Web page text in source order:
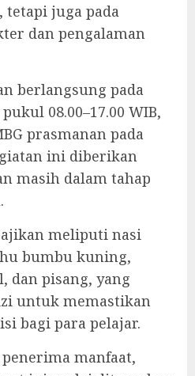
juga pada
dan pengalaman
berlangsung pada
08.00–17.00 WIB,
prasmanan pada
ini diberikan
masih dalam tahap
meliputi nasi
bumbu kuning,
dan pisang, yang
untuk memastikan
bagi para pelajar.
manfaat,